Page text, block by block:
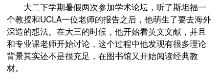
大二下学期暑假两次参加学术论坛，听了斯坦福一
个教授和UCLA一位老师的报告之后，他萌生了要去海外
深造的想法。在大三的时候，他开始看英文文献，并且
和专业课老师开始讨论，这个过程中他发现有很多理论
背景其实还不是很充足，在图书馆又开始阅读经典教
材。